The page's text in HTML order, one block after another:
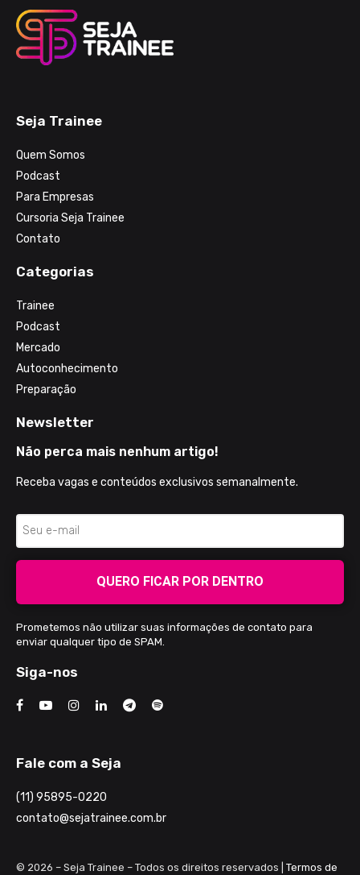
Seja Trainee
Quem Somos
Podcast
Para Empresas
Cursoria Seja Trainee
Contato
Categorias
Trainee
Podcast
Mercado
Autoconhecimento
Preparação
Newsletter
Não perca mais nenhum artigo!
Receba vagas e conteúdos exclusivos semanalmente.
QUERO FICAR POR DENTRO
Prometemos não utilizar suas informações de contato para
enviar qualquer tipo de SPAM.
Siga-nos
Fale com a Seja
(11) 95895-0220
contato@sejatrainee.com.br
© 2026 – Seja Trainee – Todos os direitos reservados | Termos de